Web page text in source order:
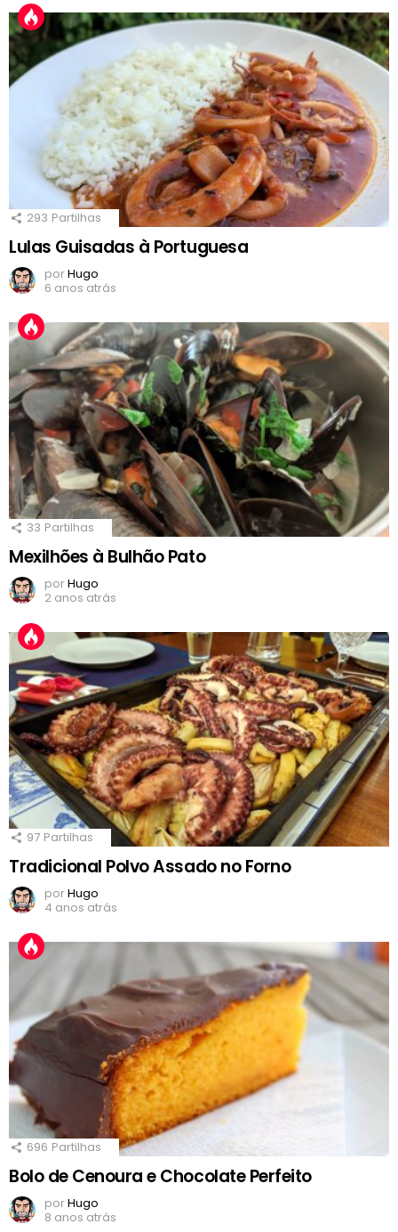
293 Partilhas
Lulas Guisadas à Portuguesa
porHugo
6 anos atrás
33 Partilhas
Mexilhões à Bulhão Pato
porHugo
2 anos atrás
97 Partilhas
Tradicional Polvo Assado no Forno
porHugo
4 anos atrás
696 Partilhas
Bolo de Cenoura e Chocolate Perfeito
porHugo
8 anos atrás